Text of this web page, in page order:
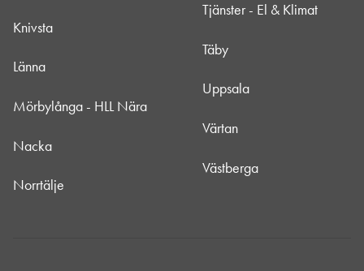
Knivsta
Länna
Mörbylånga - HLL Nära
Nacka
Norrtälje
Tjänster - El & Klimat
Täby
Uppsala
Värtan
Västberga